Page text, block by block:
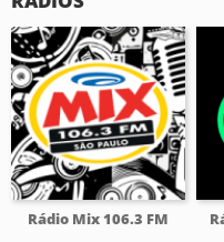
Rádio Mix 106.3 FM